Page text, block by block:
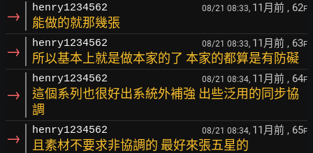
→ henry1234562 08/21 08:33, 11月前 , 62F
能做的就那幾張
→ henry1234562 08/21 08:33, 11月前 , 63F
所以基本上就是做本家的了 本家的都算是有防礙
→
henry1234562 08/21 08:34, 11月前 , 64F
這個系列也很好出系統外補強 出些泛用的同步協
調
→ henry1234562 08/21 08:34, 11月前 , 65F
且素材不要求非協調的 最好來張五星的